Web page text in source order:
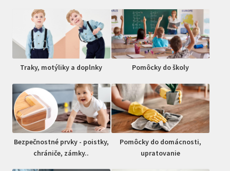
Traky, motýliky a doplnky Pomôcky do školy
Bezpečnostné prvky - poistky,
chrániče, zámky..
Pomôcky do domácnosti,
upratovanie